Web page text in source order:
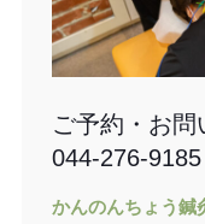
ご予約・お問
044-276-9185
かんのんちょう鍼